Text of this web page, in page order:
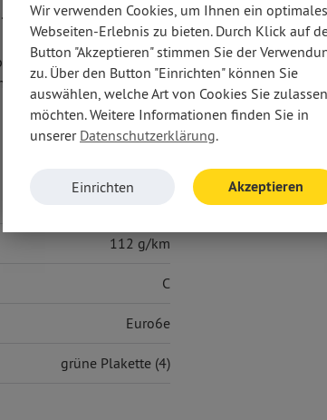
Informationen erhalten Sie unter
eines Kaufvertrages zu diesem Angebot
anbieten.
112 g/km
C
Euro6e
grüne Plakette (4)
Wir verwenden Cookies, um Ihnen ein optimales
Webseiten-Erlebnis zu bieten. Durch Klick auf
Button "Akzeptieren" stimmen Sie der
zu. Über den Button "Einrichten" können Sie
auswählen, welche Art von Cookies Sie zulassen
möchten. Weitere Informationen finden Sie in
unserer Datenschutzerklärung.
Einrichten Akzeptieren